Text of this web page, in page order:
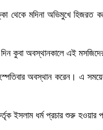
থেকে মদিনা অভিমুখে
কুবা অবস্থানকালে এই
অবস্থান করেন। এ
ইসলাম ধর্ম প্রচার শুরু